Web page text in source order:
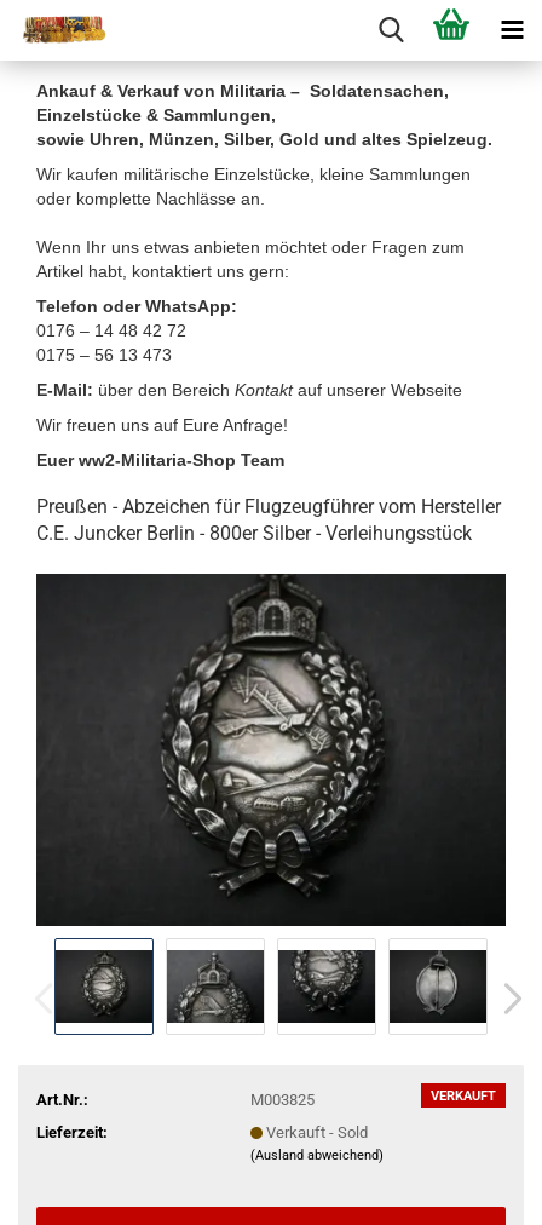
Ankauf & Verkauf von Militaria – Soldatensachen,
Einzelstücke & Sammlungen,
sowie Uhren, Münzen, Silber, Gold und altes Spielzeug.
Wir kaufen militärische Einzelstücke, kleine Sammlungen
oder komplette Nachlässe an.
Wenn Ihr uns etwas anbieten möchtet oder Fragen zum
Artikel habt, kontaktiert uns gern:
Telefon oder WhatsApp:
0176 – 14 48 42 72
0175 – 56 13 473
E-Mail: über den Bereich Kontakt auf unserer Webseite
Wir freuen uns auf Eure Anfrage!
Euer ww2-Militaria-Shop Team
Preußen - Abzeichen für Flugzeugführer vom Hersteller
C.E. Juncker Berlin - 800er Silber - Verleihungsstück
VERKAUFT
Art.Nr.:
M003825
Lieferzeit:
Verkauft - Sold
(Ausland abweichend)